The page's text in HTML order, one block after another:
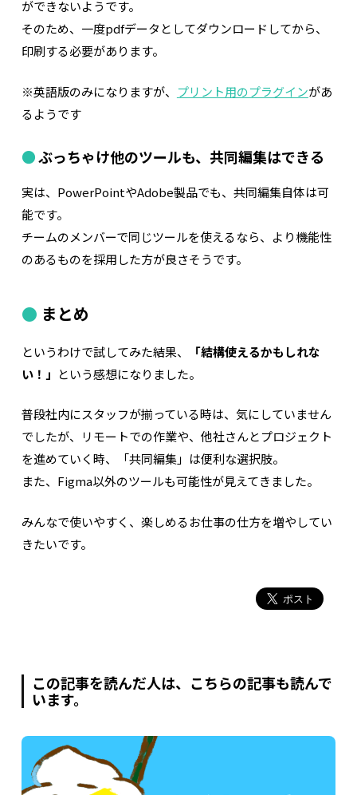
ができないようです。
そのため、一度pdfデータとしてダウンロードしてから、
印刷する必要があります。
※英語版のみになりますが、 プリント用のプラグインがあ
るようです
ぶっちゃけ他のツールも、共同編集はできる
実は、PowerPointやAdobe製品でも、共同編集自体は可
能です。
チームのメンバーで同じツールを使えるなら、より機能性
のあるものを採用した方が良さそうです。
まとめ
というわけで試してみた結果、
「結構使えるかもしれな
い！」 という感想になりました。
普段社内にスタッフが揃っている時は、気にしていません
でしたが、リモートでの作業や、他社さんとプロジェクト
を進めていく時、「共同編集」は便利な選択肢。
また、Figma以外のツールも可能性が見えてきました。
みんなで使いやすく、楽しめるお仕事の仕方を増やしてい
きたいです。
この記事を読んだ人は、こちらの記事も読んで
います。